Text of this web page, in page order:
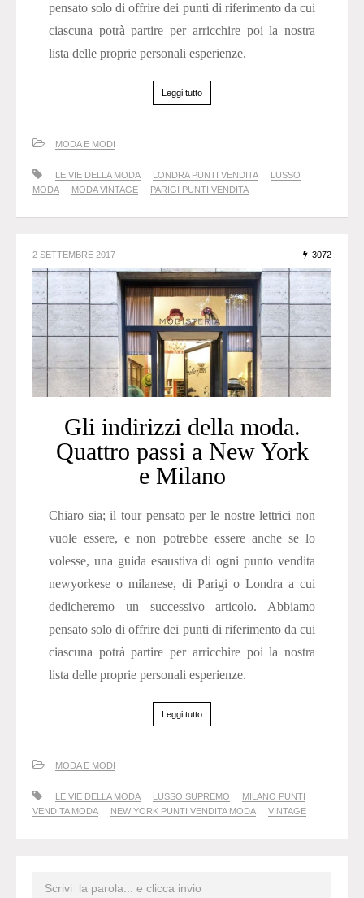
pensato solo di offrire dei punti di riferimento da cui
ciascuna potrà partire per arricchire poi la nostra
lista delle proprie personali esperienze.
Leggi tutto
MODA E MODI
LE VIE DELLA MODA LONDRA PUNTI VENDITA
LUSSO
MODA
MODA VINTAGE PARIGI PUNTI VENDITA
2 SETTEMBRE 2017 3072
Gli indirizzi della moda.
Quattro passi a New York
e Milano
Chiaro sia; il tour pensato per le nostre lettrici non
vuole essere, e non potrebbe essere anche se lo
volesse, una guida esaustiva di ogni punto vendita
newyorkese o milanese, di Parigi o Londra a cui
dedicheremo un successivo articolo. Abbiamo
pensato solo di offrire dei punti di riferimento da cui
ciascuna potrà partire per arricchire poi la nostra
lista delle proprie personali esperienze.
Leggi tutto
MODA E MODI
LE VIE DELLA MODA LUSSO SUPREMO
MILANO PUNTI
VENDITA MODA
NEW YORK PUNTI VENDITA MODA VINTAGE